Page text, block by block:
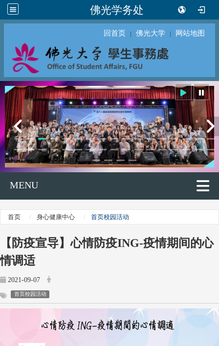
佛光学务处
回首页 ｜ 佛光大学 ｜ 网站地图
MENU
首页 身心健康中心 首页校园活动
【防疫宣导】心情防疫ING-疫情期间的心
情调适
2021-09-07
首页校园活动